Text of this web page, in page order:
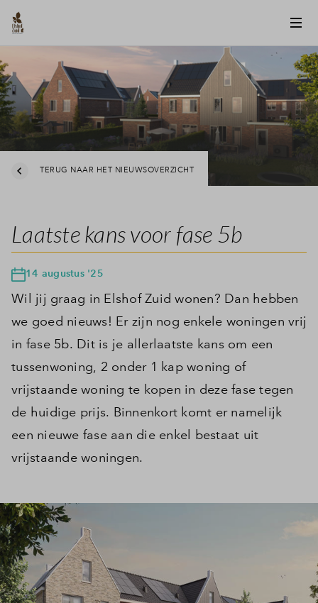
TERUG NAAR HET NIEUWSOVERZICHT
Laatste kans voor fase 5b
14 augustus '25
Wil jij graag in Elshof Zuid wonen? Dan hebben
we goed nieuws! Er zijn nog enkele woningen vrij
in fase 5b. Dit is je allerlaatste kans om een
tussenwoning, 2 onder 1 kap woning of
vrijstaande woning te kopen in deze fase tegen
de huidige prijs. Binnenkort komt er namelijk
een nieuwe fase aan die enkel bestaat uit
vrijstaande woningen.